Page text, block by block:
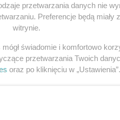
przetwarzania danych nie
Preferencje będą miały
witrynie.
świadomie i komfortowo
przetwarzania Twoich
oraz po kliknięciu w „Ustawienia”.